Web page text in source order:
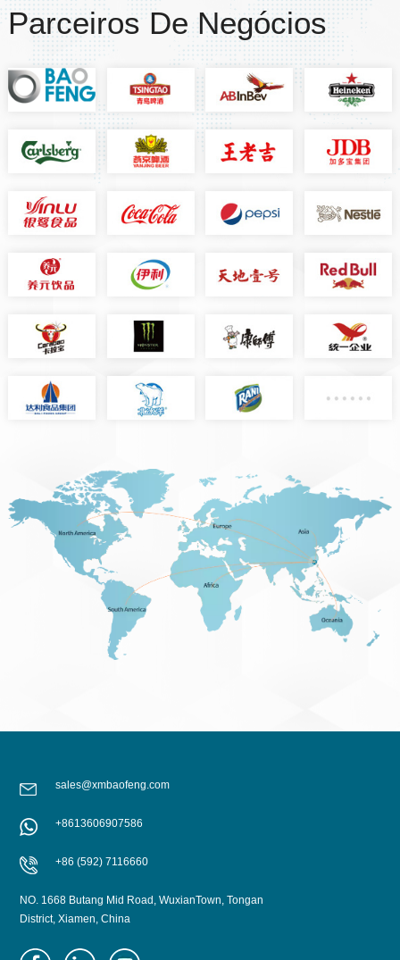
Parceiros De Negócios
sales@xmbaofeng.com
+8613606907586
+86 (592) 7116660
NO. 1668 Butang Mid Road, WuxianTown, Tongan
District, Xiamen, China